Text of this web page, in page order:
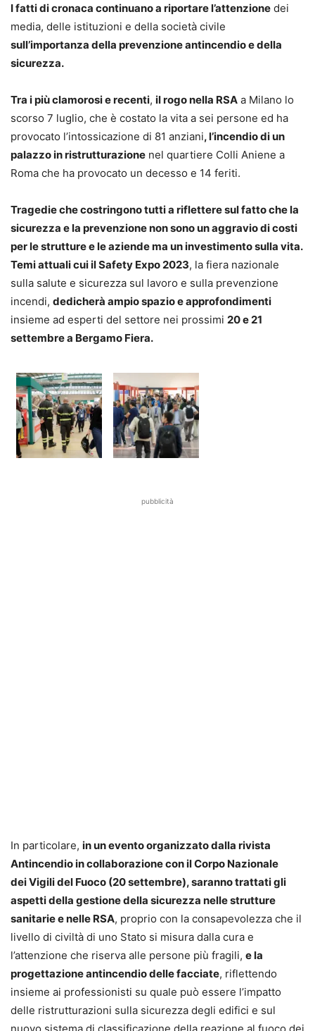
I fatti di cronaca continuano a riportare l’attenzione dei
media, delle istituzioni e della società civile
sull’importanza della prevenzione antincendio e della
sicurezza.
Tra i più clamorosi e recenti, il rogo nella RSA a Milano lo
scorso 7 luglio, che è costato la vita a sei persone ed ha
provocato l’intossicazione di 81 anziani, l’incendio di un
palazzo in ristrutturazione nel quartiere Colli Aniene a
Roma che ha provocato un decesso e 14 feriti.
Tragedie che costringono tutti a riflettere sul fatto che la
sicurezza e la prevenzione non sono un aggravio di costi
per le strutture e le aziende ma un investimento sulla vita.
Temi attuali cui il Safety Expo 2023, la fiera nazionale
sulla salute e sicurezza sul lavoro e sulla prevenzione
incendi, dedicherà ampio spazio e approfondimenti
insieme ad esperti del settore nei prossimi 20 e 21
settembre a Bergamo Fiera.
pubblicità
In particolare, in un evento organizzato dalla rivista
Antincendio in collaborazione con il Corpo Nazionale
dei Vigili del Fuoco (20 settembre), saranno trattati gli
aspetti della gestione della sicurezza nelle strutture
sanitarie e nelle RSA, proprio con la consapevolezza che il
livello di civiltà di uno Stato si misura dalla cura e
l’attenzione che riserva alle persone più fragili, e la
progettazione antincendio delle facciate, riflettendo
insieme ai professionisti su quale può essere l’impatto
delle ristrutturazioni sulla sicurezza degli edifici e sul